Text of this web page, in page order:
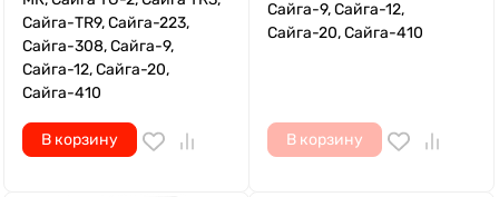
Сайга-TR9, Сайга-223,
Сайга-308, Сайга-9,
Сайга-12, Сайга-20,
Сайга-410
В корзину
Сайга-9, Сайга-12,
Сайга-20, Сайга-410
В корзину